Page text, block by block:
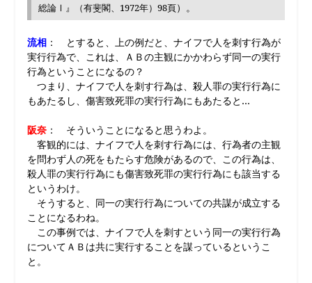
総論Ⅰ』（有斐閣、1972年）98頁）。
流相： とすると、上の例だと、ナイフで人を刺す行為が
実行行為で、これは、ＡＢの主観にかかわらず同一の実行
行為ということになるの？
つまり、ナイフで人を刺す行為は、殺人罪の実行行為に
もあたるし、傷害致死罪の実行行為にもあたると…
阪奈： そういうことになると思うわよ。
客観的には、ナイフで人を刺す行為には、行為者の主観
を問わず人の死をもたらす危険があるので、この行為は、
殺人罪の実行行為にも傷害致死罪の実行行為にも該当する
というわけ。
そうすると、同一の実行行為についての共謀が成立する
ことになるわね。
この事例では、ナイフで人を刺すという同一の実行行為
についてＡＢは共に実行することを謀っているというこ
と。